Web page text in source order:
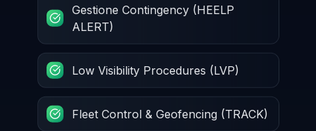
Gestione Contingency (HEELP
ALERT)
Low Visibility Procedures (LVP)
Fleet Control & Geofencing (TRACK)